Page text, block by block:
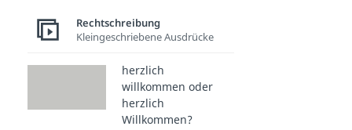
Rechtschreibung
Kleingeschriebene Ausdrücke
herzlich
willkommen oder
herzlich
Willkommen?